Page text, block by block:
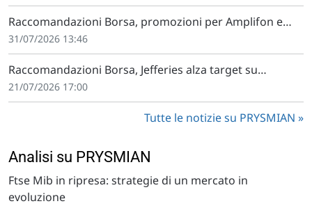
Raccomandazioni Borsa, promozioni per Amplifon e
Prysmian
31/07/2026 13:46
Raccomandazioni Borsa, Jefferies alza target su
Prysmian
21/07/2026 17:00
Tutte le notizie su PRYSMIAN
Analisi su PRYSMIAN
Ftse Mib in ripresa: strategie di un mercato in
evoluzione